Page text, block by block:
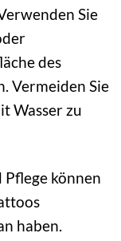
Sie
des
Vermeiden Sie
Wasser zu
können
haben.